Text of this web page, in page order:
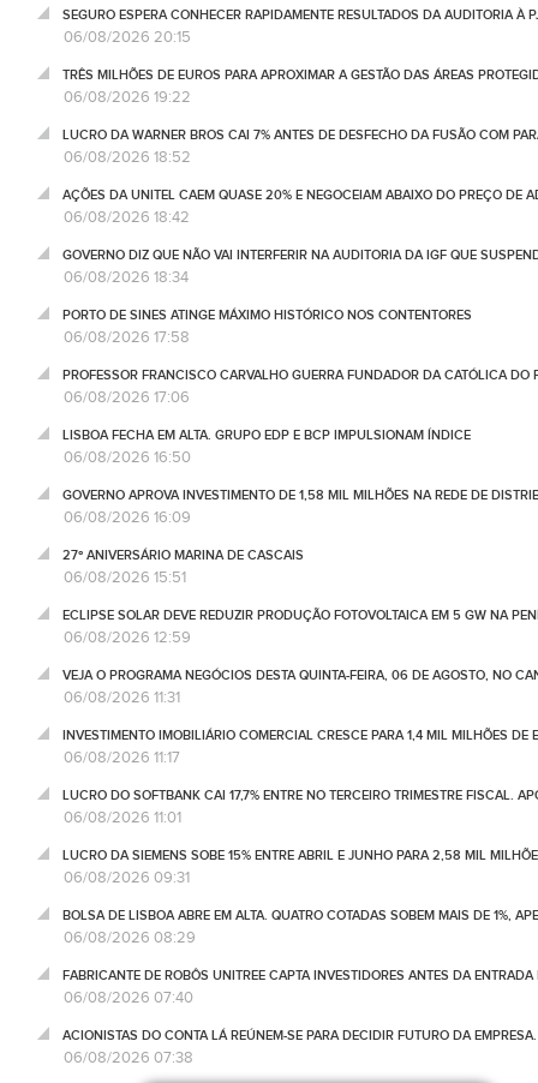
SEGURO ESPERA CONHECER RAPIDAMENTE RESULTADOS DA AUDITORIA À
06/08/2026 20:15
TRÊS MILHÕES DE EUROS PARA APROXIMAR A GESTÃO DAS ÁREAS
06/08/2026 19:22
LUCRO DA WARNER BROS CAI 7% ANTES DE DESFECHO DA FUSÃO COM
06/08/2026 18:52
AÇÕES DA UNITEL CAEM QUASE 20% E NEGOCEIAM ABAIXO DO PREÇO DE
06/08/2026 18:42
GOVERNO DIZ QUE NÃO VAI INTERFERIR NA AUDITORIA DA IGF QUE
06/08/2026 18:34
PORTO DE SINES ATINGE MÁXIMO HISTÓRICO NOS CONTENTORES
06/08/2026 17:58
PROFESSOR FRANCISCO CARVALHO GUERRA FUNDADOR DA CATÓLICA DO
06/08/2026 17:06
LISBOA FECHA EM ALTA. GRUPO EDP E BCP IMPULSIONAM ÍNDICE
06/08/2026 16:50
GOVERNO APROVA INVESTIMENTO DE 1,58 MIL MILHÕES NA REDE DE
06/08/2026 16:09
27º ANIVERSÁRIO MARINA DE CASCAIS
06/08/2026 15:51
ECLIPSE SOLAR DEVE REDUZIR PRODUÇÃO FOTOVOLTAICA EM 5 GW NA
06/08/2026 12:59
VEJA O PROGRAMA NEGÓCIOS DESTA QUINTA-FEIRA, 06 DE AGOSTO, NO
06/08/2026 11:31
INVESTIMENTO IMOBILIÁRIO COMERCIAL CRESCE PARA 1,4 MIL MILHÕES DE
06/08/2026 11:17
LUCRO DO SOFTBANK CAI 17,7% ENTRE NO TERCEIRO TRIMESTRE FISCAL.
06/08/2026 11:01
LUCRO DA SIEMENS SOBE 15% ENTRE ABRIL E JUNHO PARA 2,58 MIL
06/08/2026 09:31
BOLSA DE LISBOA ABRE EM ALTA. QUATRO COTADAS SOBEM MAIS DE 1%,
06/08/2026 08:29
FABRICANTE DE ROBÔS UNITREE CAPTA INVESTIDORES ANTES DA ENTRADA
06/08/2026 07:40
ACIONISTAS DO CONTA LÁ REÚNEM-SE PARA DECIDIR FUTURO DA
06/08/2026 07:38